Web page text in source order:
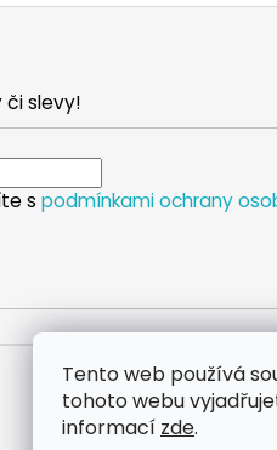
Tento web používá
tohoto webu
informací zde.
či slevy!
s podmínkami ochrany